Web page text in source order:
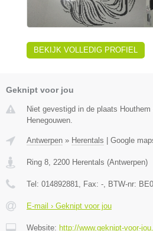
BEKIJK VOLLEDIG PROFIEL
Geknipt voor jou
Niet gevestigd in de plaats
Henegouwen.
Antwerpen » Herentals | Google
Ring 8 2200 Herentals (Antwerpen)
Tel: 014892881 , Fax: - , BTW-nr:
E-mail › Geknipt voor jou
Website: http://www.geknipt-voor-